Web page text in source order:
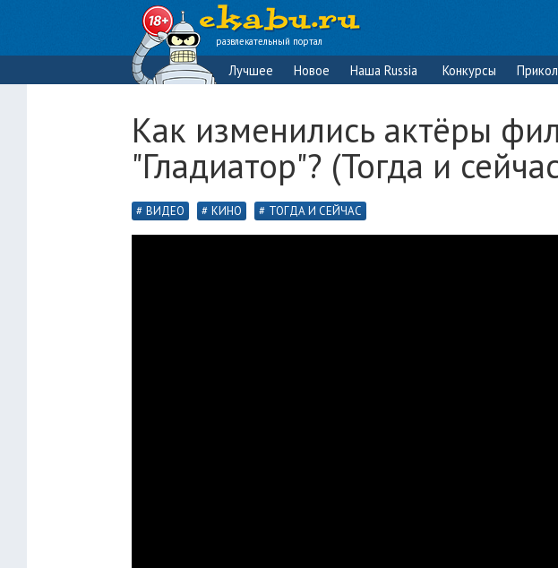
развлекательный портал
Лучшее Новое Наша Russia Конкурсы
Как изменились актёры
"Гладиатор"? (Тогда и
ВИДЕО КИНО ТОГДА И СЕЙЧАС